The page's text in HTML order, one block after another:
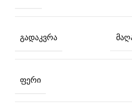
ᲒᲐᲓᲐᲙᲕᲠᲐ
ᲤᲔᲠᲘ